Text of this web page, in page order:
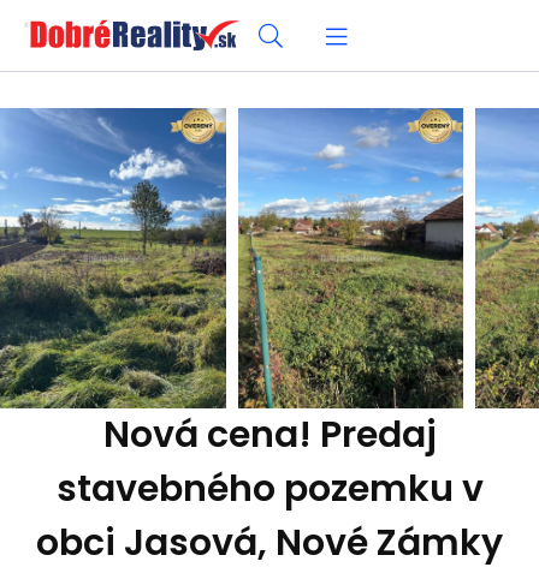
Nová cena! Predaj
stavebného pozemku v
obci Jasová, Nové Zámky